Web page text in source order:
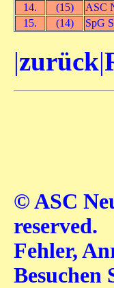
14.
(15)
ASC
15.
(14) SpG
|zurück|
© ASC
reserved.
Fehler,
Besuchen